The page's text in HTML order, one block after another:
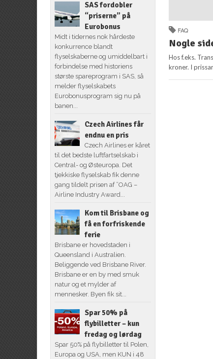
FAQ
Nogle
Hos f.eks.
kroner. I
SAS fordobler
“priserne” på
Eurobonus
Midt i tidernes nok hårdeste
konkurrence blandt
flyselskaberne og umiddelbart i
forbindelse med historiens
største spareprogram i SAS, så
melder flyselskabets
Eurobonusprogram sig nu på
banen...
Czech Airlines får
endnu en pris
Czech Airlines er kåret
til det bedste luftfartselskab i
Central- og Østeuropa. Det
tjekkiske flyselskab fik denne
gang tildelt prisen af ”OAG –
Airline Industry Award...
Kom til Brisbane og
få en forfriskende
ferie
Brisbane er hovedstaden i
Queensland i Australien.
Beliggende ved Brisbane River.
Brisbane er en by med smuk
natur og et mylder af
mennesker. Byen fik sit...
Spar 50% på
flybilletter – kun
fredag og lørdag
Spar 50% på flybilletter til Polen,
Europa og USA, men KUN i 48